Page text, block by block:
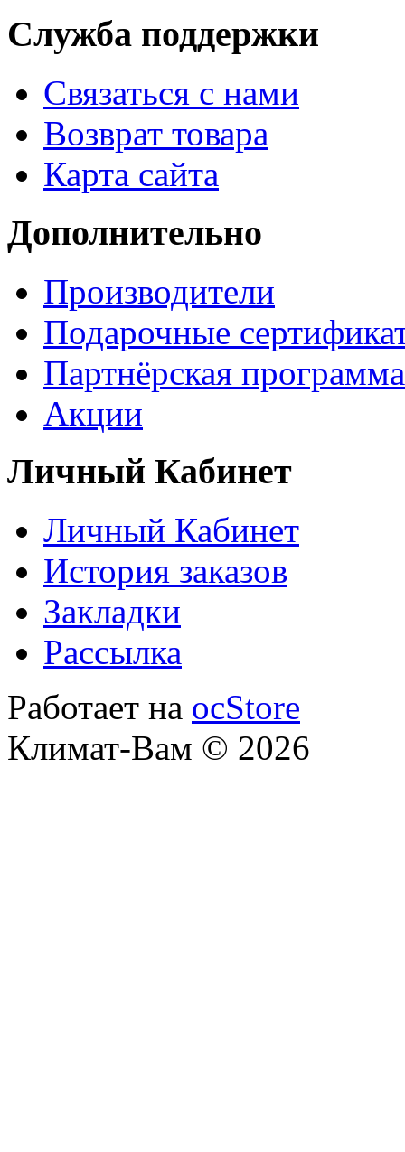
Служба поддержки
Связаться с нами
Возврат товара
Карта сайта
Дополнительно
Производители
Подарочные
Партнёрская программа
Акции
Личный Кабинет
Личный Кабинет
История заказов
Закладки
Рассылка
Работает на ocStore
Климат-Вам © 2026